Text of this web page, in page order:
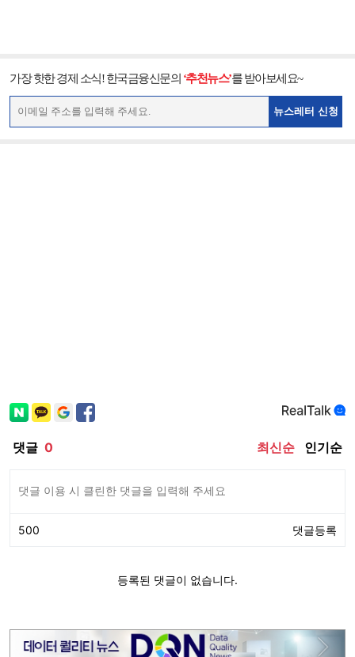
가장 핫한 경제 소식! 한국금융신문의 ‘추천뉴스’를 받아보세요~
뉴스레터 신청